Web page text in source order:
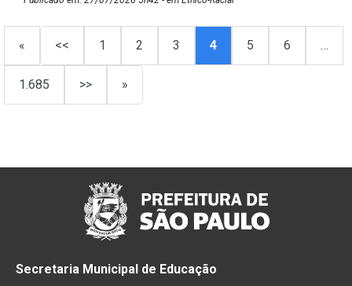
« << 1 2 3 4 5 6 …
1.685 >> »
Secretaria Municipal de Educação